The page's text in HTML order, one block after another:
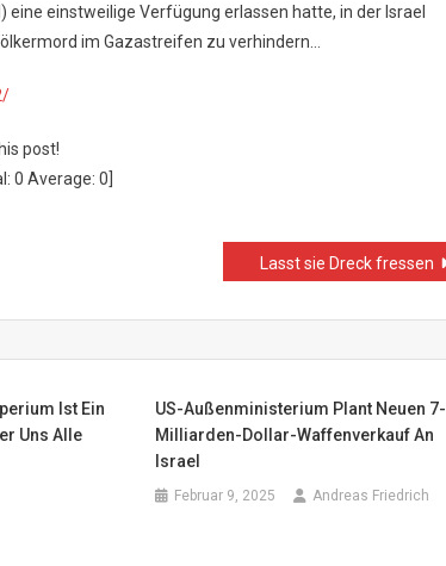
einstweilige Verfügung erlassen hatte, in der Israel
im Gazastreifen zu verhindern…
post!
0 Average: 0
Lasst sie Dreck fressen
Ist Ein
Uns Alle
US-Außenministerium Plant Neuen 7-
Milliarden-Dollar-Waffenverkauf An
Israel
Februar 9, 2025 Andreas Friedrich